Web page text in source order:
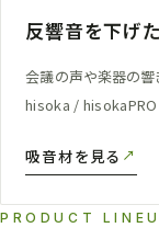
反響音を下げ
会議の声や楽器の響
hisoka / hisokaPRO
吸音材を見る
PRODUCT